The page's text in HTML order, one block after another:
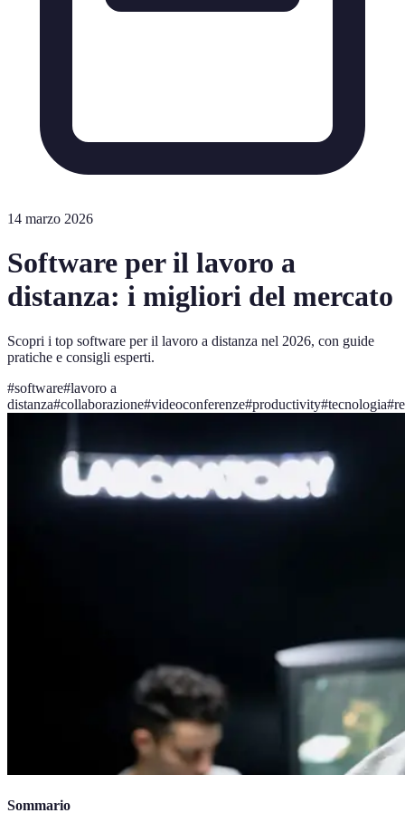
14 marzo 2026
Software per il lavoro a
distanza: i migliori del mercato
Scopri i top software per il lavoro a distanza nel 2026, con guide
pratiche e consigli esperti.
#software#lavoro a
distanza#collaborazione#videoconferenze#productivity#tecnologia#
Sommario